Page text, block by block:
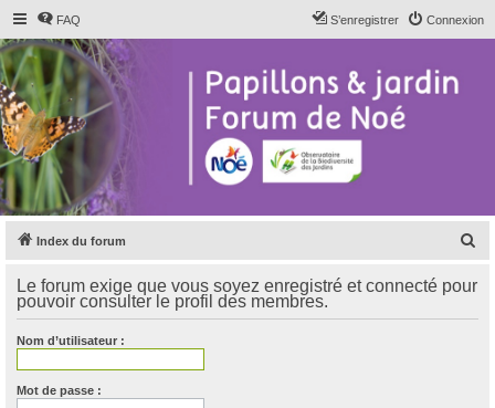
FAQ Connexion
S’enregistrer
Index du forum
h
Le forum exige que vous soyez enregistré et connecté pour
pouvoir consulter le profil des membres.
Nom d’utilisateur :
Mot de passe :